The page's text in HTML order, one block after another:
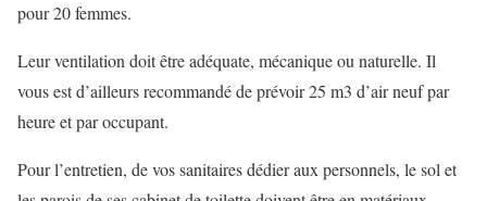
pour 20 femmes.
Leur ventilation doit être adéquate, mécanique ou naturelle. Il
vous est d’ailleurs recommandé de prévoir 25 m3 d’air neuf par
heure et par occupant.
Pour l’entretien, de vos sanitaires dédier aux personnels, le sol et